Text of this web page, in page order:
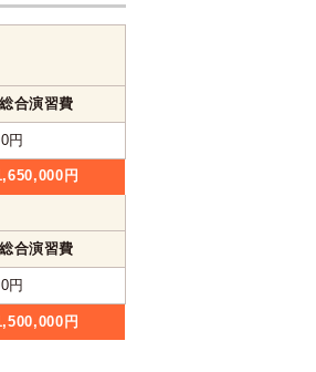
総合演習費
円
円
総合演習費
円
円